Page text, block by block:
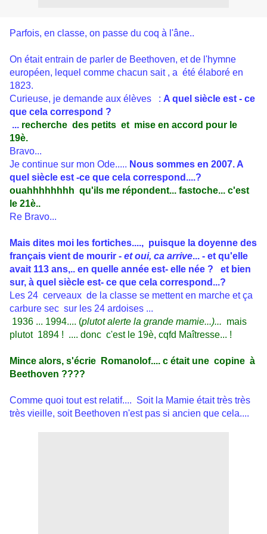
Parfois, en classe, on passe du coq à l'âne..
On était entrain de parler de Beethoven, et de l'hymne
européen, lequel comme chacun sait , a été élaboré en
1823.
Curieuse, je demande aux élèves : A quel siècle est - ce
que cela correspond ?
... recherche des petits et mise en accord pour le
19è.
Bravo...
Je continue sur mon Ode..... Nous sommes en 2007. A
quel siècle est -ce que cela correspond....?
ouahhhhhhhh qu'ils me répondent... fastoche... c'est
le 21è..
Re Bravo...
Mais dites moi les fortiches...., puisque la doyenne des
français vient de mourir - et oui, ca arrive... - et qu'elle
avait 113 ans,.. en quelle année est- elle née ? et bien
sur, à quel siècle est- ce que cela correspond...?
Les 24 cerveaux de la classe se mettent en marche et ça
carbure sec sur les 24 ardoises ...
1936 ... 1994.... (plutot alerte la grande mamie...)... mais
plutot 1894 ! .... donc c'est le 19è, cqfd Maîtresse... !
Mince alors, s'écrie Romanolof.... c était une copine à
Beethoven ????
Comme quoi tout est relatif.... Soit la Mamie était très très
très vieille, soit Beethoven n'est pas si ancien que cela....